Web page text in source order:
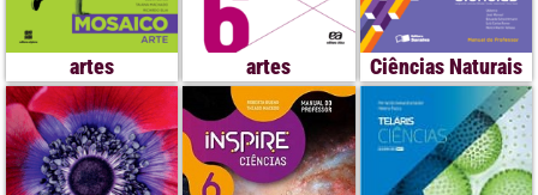
artes artes Ciências Naturais